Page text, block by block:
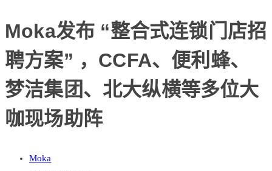
Moka发布 “整合式连锁门店招
聘方案” ，CCFA、便利蜂、
梦洁集团、北大纵横等多位大
咖现场助阵
Moka